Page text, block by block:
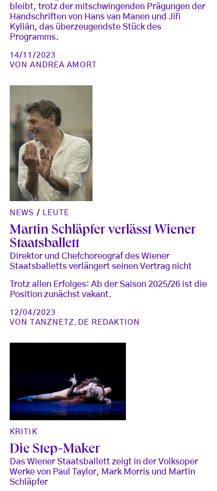
bleibt, trotz der mitschwingenden Prägungen der
Handschriften von Hans van Manen und Jiři
Kylián, das überzeugendste Stück des
Programms.
14/11/2023
VONANDREA AMORT
NEWS / LEUTE
Martin Schläpfer verlässt Wiener
Staatsballett
Direktor und Chefchoreograf des Wiener
Staatsballetts verlängert seinen Vertrag nicht
Trotz allen Erfolges: Ab der Saison 2025/26 ist die
Position zunächst vakant.
12/04/2023
VON
TANZNETZ.DE REDAKTION
KRITIK
Die Step-Maker
Das Wiener Staatsballett zeigt in der Volksoper
Werke von Paul Taylor, Mark Morris und Martin
Schläpfer